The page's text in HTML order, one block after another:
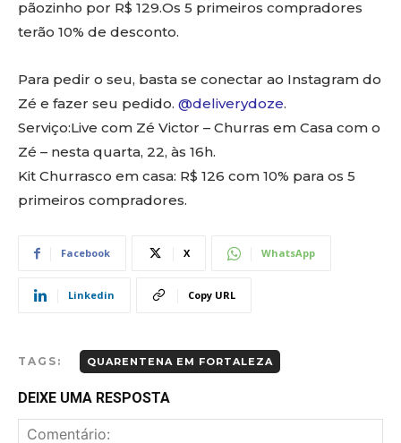
pãozinho por R$ 129.Os 5 primeiros compradores
terão 10% de desconto.
Para pedir o seu, basta se conectar ao Instagram do
Zé e fazer seu pedido. @deliverydoze.
Serviço:Live com Zé Victor – Churras em Casa com o
Zé – nesta quarta, 22, às 16h.
Kit Churrasco em casa: R$ 126 com 10% para os 5
primeiros compradores.
Facebook X WhatsApp
Linkedin Copy URL
TAGS: QUARENTENA EM FORTALEZA
DEIXE UMA RESPOSTA